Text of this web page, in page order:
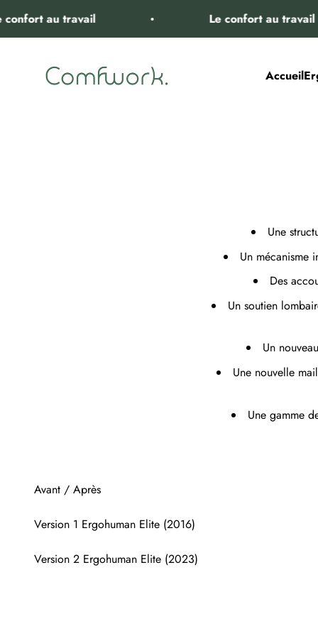
Le confort au travail
Accueil
Comfwork
Une
Un mécanisme
Des
Un soutien
Un
Une nouvelle
Une gamme
Avant / Après
Version 1 Ergohuman Elite (2016)
Version 2 Ergohuman Elite (2023)